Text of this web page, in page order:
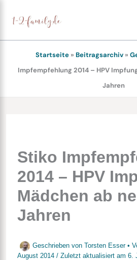
Inhalt
springen
Startseite » Beitragsarchiv »
Impfempfehlung 2014 – HPV
Jahren
Stiko
2014 – HPV
Mädchen ab
Jahren
Geschrieben von Torsten Esser •
August 2014 / Zuletzt aktualisiert am 6.